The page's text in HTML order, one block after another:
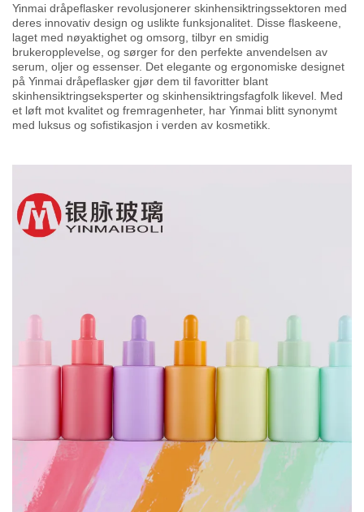
Yinmai dråpeflasker revolusjonerer skinhensiktringssektoren med
deres innovativ design og uslikte funksjonalitet. Disse flaskeene,
laget med nøyaktighet og omsorg, tilbyr en smidig
brukeropplevelse, og sørger for den perfekte anvendelsen av
serum, oljer og essenser. Det elegante og ergonomiske designet
på Yinmai dråpeflasker gjør dem til favoritter blant
skinhensiktringseksperter og skinhensiktringsfagfolk likevel. Med
et løft mot kvalitet og fremragenheter, har Yinmai blitt synonymt
med luksus og sofistikasjon i verden av kosmetikk.